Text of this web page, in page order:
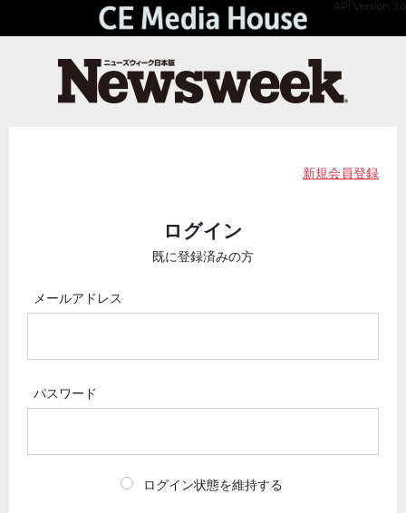
API Version 2.0
新規会員登録
ログイン
既に登録済みの方
メールアドレス
パスワード
ログイン状態を維持する